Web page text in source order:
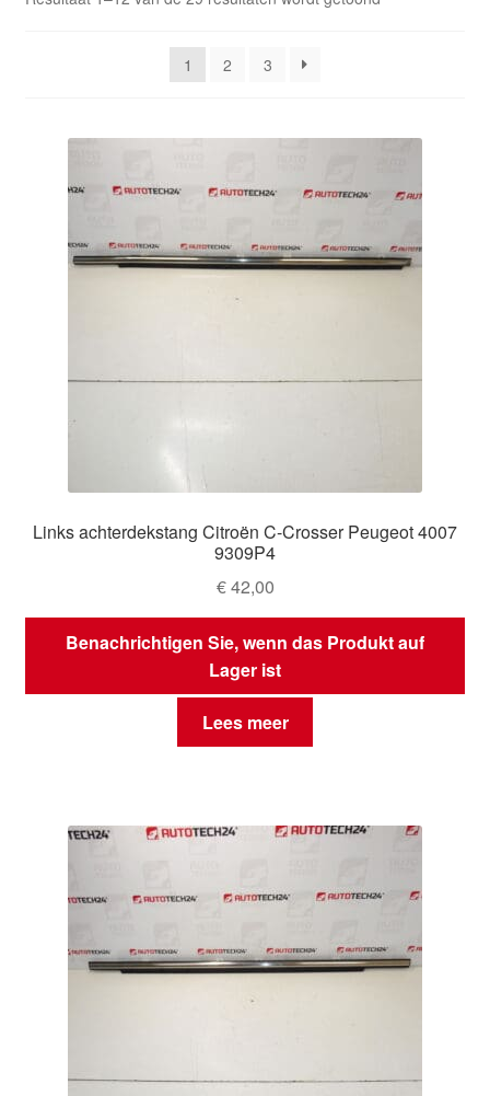
Levering
Mijn account
Wereldwijde verzending
1
2 3
Links achterdekstang Citroën C-Crosser Peugeot 4007
9309P4
€42,00
Benachrichtigen Sie, wenn das Produkt auf
Lager ist
Lees meer